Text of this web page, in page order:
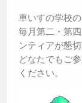
車いすの学校
毎月第二・第
ンティアが懇
どなたでもご
ください。